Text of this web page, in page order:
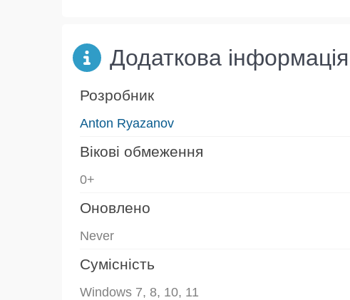
Додаткова інформація
Розробник
Anton Ryazanov
Вікові обмеження
0+
Оновлено
Never
Сумісність
Windows 7, 8, 10, 11